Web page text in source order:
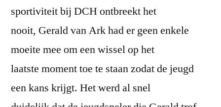
sportiviteit bij DCH ontbreekt het
nooit, Gerald van Ark had er geen enkele
moeite mee om een wissel op het
laatste moment toe te staan zodat de jeugd
een kans krijgt. Het werd al snel